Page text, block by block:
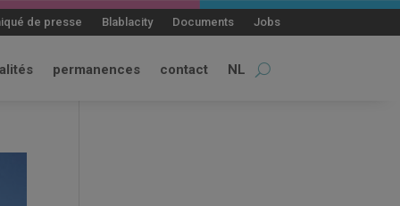
de presse Blablacity Documents Jobs
permanences contact NL